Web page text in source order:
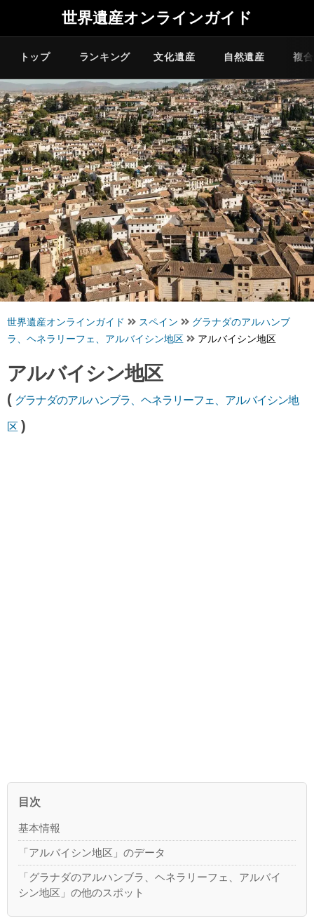
世界遺産オンラインガイド
トップ ランキング 文化遺産 自然遺産 複
世界遺産オンラインガイド スペイン
グラナダのアルハンブ
ラ、ヘネラリーフェ、アルバイシン地区
アルバイシン地区
アルバイシン地区
( グラナダのアルハンブラ、ヘネラリーフェ、アルバイシン地
区 )
目次
基本情報
「アルバイシン地区」のデータ
「グラナダのアルハンブラ、ヘネラリーフェ、アルバイ
シン地区」の他のスポット